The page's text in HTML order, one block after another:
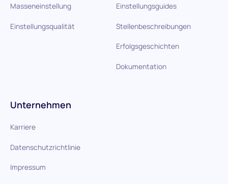
Masseneinstellung
Einstellungsqualität
Einstellungsguides
Stellenbeschreibungen
Erfolgsgeschichten
Dokumentation
Unternehmen
Karriere
Datenschutzrichtlinie
Impressum